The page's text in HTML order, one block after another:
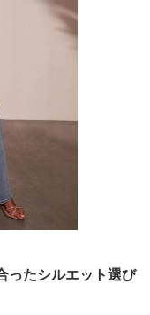
ったシルエット選び